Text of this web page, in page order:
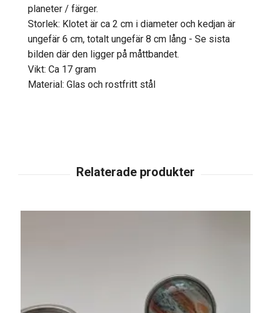
planeter / färger.
Storlek: Klotet är ca 2 cm i diameter och kedjan är
ungefär 6 cm, totalt ungefär 8 cm lång - Se sista
bilden där den ligger på måttbandet.
Vikt: Ca 17 gram
Material: Glas och rostfritt stål